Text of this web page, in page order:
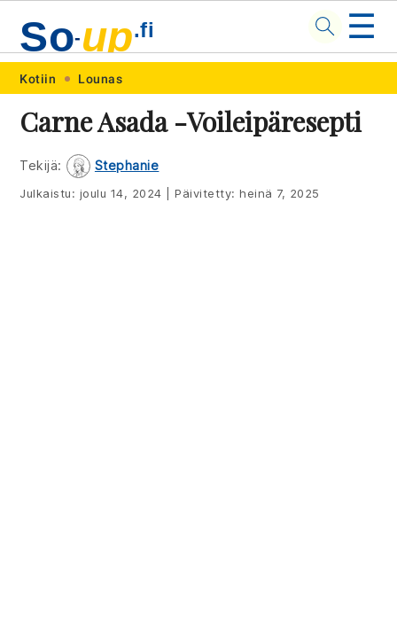
Skip
primary
navigation
Skip
main
content
Skip
primary
sidebar
Skip
footer
So-up.fi ☰
Kotiin Lounas
Carne Asada -voileipäresepti
Tekijä: Stephanie
Julkaistu: joulu 14, 2024 Päivitetty:heinä 7, 2025